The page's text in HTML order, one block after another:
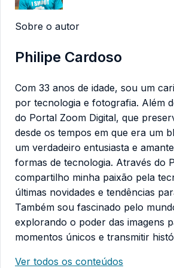
Sobre o autor
Philipe Cardoso
Com 33 anos de idade, sou um
por tecnologia e fotografia. Além
do Portal Zoom Digital, que
desde os tempos em que era um
um verdadeiro entusiasta e
formas de tecnologia. Através do
compartilho minha paixão pela
últimas novidades e tendências
Também sou fascinado pelo
explorando o poder das imagens
momentos únicos e transmitir
Ver todos os conteúdos